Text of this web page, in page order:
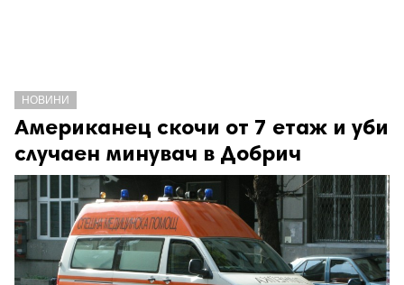
НОВИНИ
Американец скочи от 7 етаж и уби
случаен минувач в Добрич